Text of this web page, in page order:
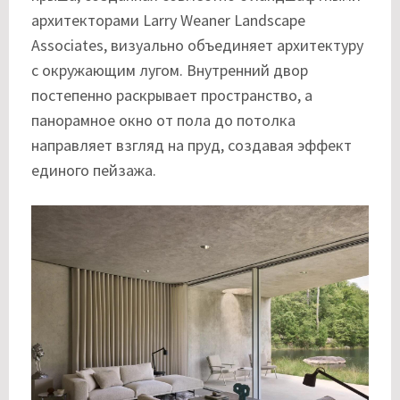
архитекторами Larry Weaner Landscape
Associates, визуально объединяет архитектуру
с окружающим лугом. Внутренний двор
постепенно раскрывает пространство, а
панорамное окно от пола до потолка
направляет взгляд на пруд, создавая эффект
единого пейзажа.